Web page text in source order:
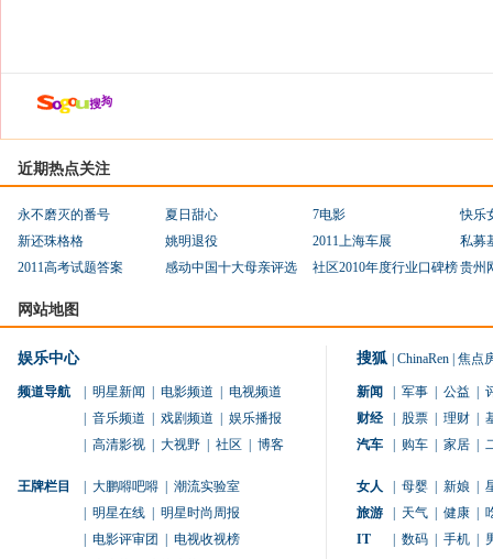
近期热点关注
永不磨灭的番号 夏日甜心 7电影
快乐
新还珠格格
姚明退役 2011上海车展
私募
2011高考试题答案
感动中国十大母亲评选 社区2010年度行业口碑榜贵州
网站地图
娱乐中心
频道导航 明星新闻 电影频道
电视频道
音乐频道 戏剧频道
娱乐播报
高清影视 大视野 社区 博客
王牌栏目 大鹏嘚吧嘚
潮流实验室
明星在线
明星时尚周报
电影评审团
电视收视榜
搜狐 ChinaRen 焦点
新闻 军事 公益
财经
股票 理财
汽车
购车 家居
女人 母婴 新娘
旅游
天气 健康
IT
数码 手机